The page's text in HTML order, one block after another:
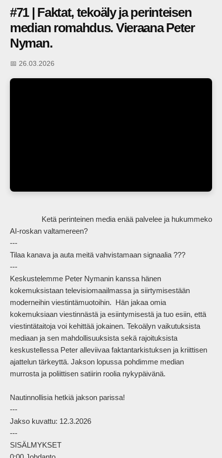
#71 | Faktat, tekoäly ja perinteisen
median romahdus. Vieraana Peter
Nyman.
📅 26.03.2026
AI-roskan valtamereen?
---
Tilaa kanava ja auta meitä vahvistamaan signaalia ???
---
Keskustelemme Peter Nymanin kanssa hänen
kokemuksistaan televisiomaailmassa ja siirtymisestään
moderneihin viestintämuotoihin.  Hän jakaa omia
kokemuksiaan viestinnästä ja esiintymisestä ja tuo esiin, että
viestintätaitoja voi kehittää jokainen. Tekoälyn vaikutuksista
mediaan ja sen mahdollisuuksista sekä rajoituksista
keskustellessa Peter alleviivaa faktantarkistuksen ja kriittisen
ajattelun tärkeyttä. Jakson lopussa pohdimme median
murrosta ja poliittisen satiirin roolia nykypäivänä.
Nautinnollisia hetkiä jakson parissa!
---
Jakso kuvattu: 12.3.2026
---
SISÄLMYKSET